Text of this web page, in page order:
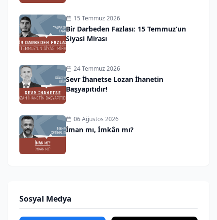
15 Temmuz 2026
Bir Darbeden Fazlası: 15 Temmuz’un
Siyasi Mirası
24 Temmuz 2026
Sevr İhanetse Lozan İhanetin
Başyapıtıdır!
06 Ağustos 2026
İman mı, İmkân mı?
Sosyal Medya